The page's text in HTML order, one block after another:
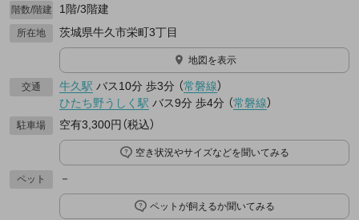
階数/階建 1階/3階建
所在地 茨城県牛久市栄町3丁目
地図を表示
交通 牛久駅 バス10分 歩3分 （常磐線）
ひたち野うしく駅 バス9分 歩4分 （常磐線）
駐車場 空有3,300円（税込）
空き状況やサイズなどを聞いてみる
ペット －
ペットが飼えるか聞いてみる